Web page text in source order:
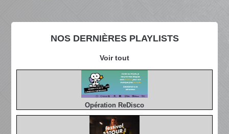
NOS DERNIÈRES PLAYLISTS
Voir tout
Opération ReDisco